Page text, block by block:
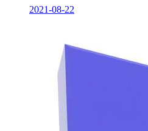
2021-08-22